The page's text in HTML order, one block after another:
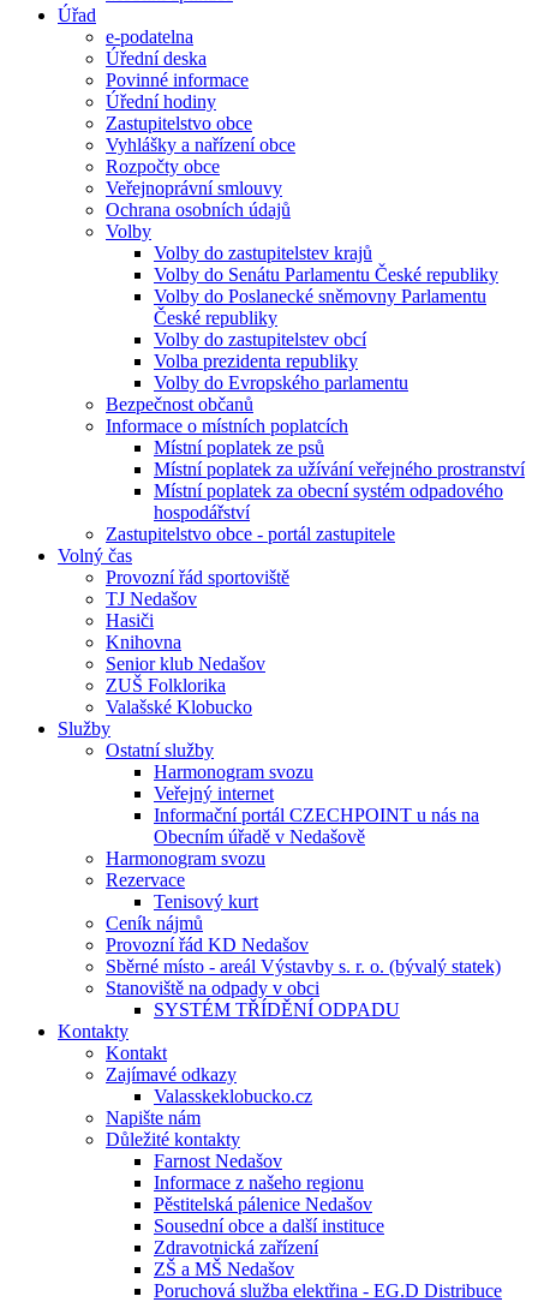
Úřad
e-podatelna
Úřední deska
Povinné informace
Úřední hodiny
Zastupitelstvo obce
Vyhlášky a nařízení obce
Rozpočty obce
Veřejnoprávní smlouvy
Ochrana osobních údajů
Volby
Volby do zastupitelstev krajů
Volby do Senátu Parlamentu České republiky
Volby do Poslanecké sněmovny Parlamentu
České republiky
Volby do zastupitelstev obcí
Volba prezidenta republiky
Volby do Evropského parlamentu
Bezpečnost občanů
Informace o místních poplatcích
Místní poplatek ze psů
Místní poplatek za užívání veřejného prostranství
Místní poplatek za obecní systém odpadového
hospodářství
Zastupitelstvo obce - portál zastupitele
Volný čas
Provozní řád sportoviště
TJ Nedašov
Hasiči
Knihovna
Senior klub Nedašov
ZUŠ Folklorika
Valašské Klobucko
Služby
Ostatní služby
Harmonogram svozu
Veřejný internet
Informační portál CZECHPOINT u nás na
Obecním úřadě v Nedašově
Harmonogram svozu
Rezervace
Tenisový kurt
Ceník nájmů
Provozní řád KD Nedašov
Sběrné místo - areál Výstavby s. r. o. (bývalý statek)
Stanoviště na odpady v obci
SYSTÉM TŘÍDĚNÍ ODPADU
Kontakty
Kontakt
Zajímavé odkazy
Valasskeklobucko.cz
Napište nám
Důležité kontakty
Farnost Nedašov
Informace z našeho regionu
Pěstitelská pálenice Nedašov
Sousední obce a další instituce
Zdravotnická zařízení
ZŠ a MŠ Nedašov
Poruchová služba elektřina - EG.D Distribuce